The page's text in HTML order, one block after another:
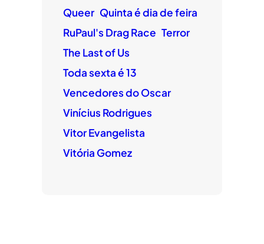
Queer Quinta é dia de feira
RuPaul's Drag Race Terror
The Last of Us
Toda sexta é 13
Vencedores do Oscar
Vinícius Rodrigues
Vitor Evangelista
Vitória Gomez